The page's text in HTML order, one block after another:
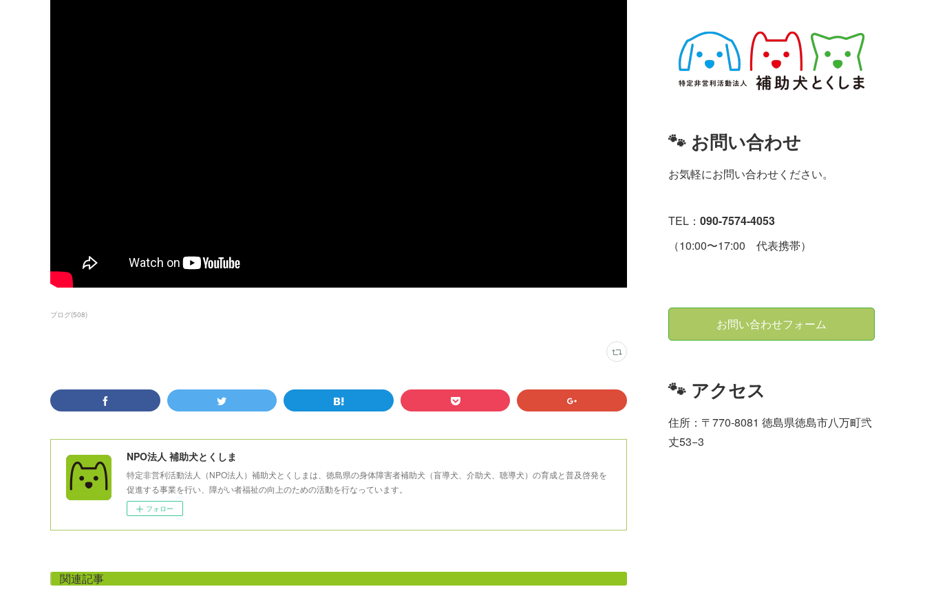
ブログ(508)
NPO法人 補助犬とくしま
特定非営利活動法人（NPO法人）補助犬とくしまは、徳島県の身体障害者補助犬（盲導犬、介助犬、聴導犬）の育成と普及啓発を
促進する事業を行い、障がい者福祉の向上のための活動を行なっています。
フォロー
関連記事
🐾 お問い合わせ
お気軽にお問い合わせください。
TEL： 090-7574-4053
（10:00〜17:00 代表携帯）
お問い合わせフォーム
🐾 アクセス
住所：〒770-8081 徳島県徳島市八万町弐
丈53−3